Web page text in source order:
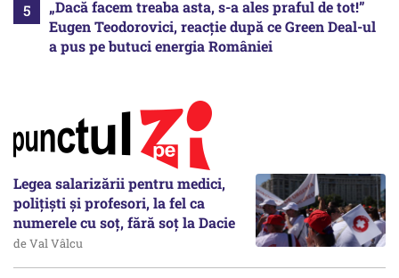
„Dacă facem treaba asta, s-a ales praful de tot!”
Eugen Teodorovici, reacție după ce Green Deal-ul
a pus pe butuci energia României
Legea salarizării pentru medici,
polițiști și profesori, la fel ca
numerele cu soț, fără soț la Dacie
de Val Vâlcu